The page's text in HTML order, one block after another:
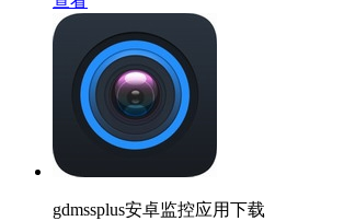
gdmssplus安卓监控应用下载